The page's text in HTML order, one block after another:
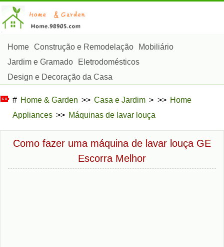
Home Construção e Remodelação
Mobiliário
Jardim e Gramado
Eletrodomésticos
Design e Decoração da Casa
Plantas, Flores e Ervas
# Home & Garden >> Casa e Jardim > >> Home
Appliances >> Máquinas de lavar louça
Como fazer uma máquina de lavar louça GE
Escorra Melhor